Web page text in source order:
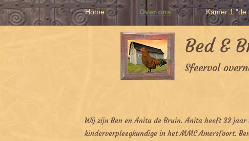
Bed &
Sfeervol
Home Over ons Kamer 1 "de
Wij zijn Ben en Anita de Bruin. Anita heeft 32 jaar
kinderverpleegkundige in het MMC Amersfoort.